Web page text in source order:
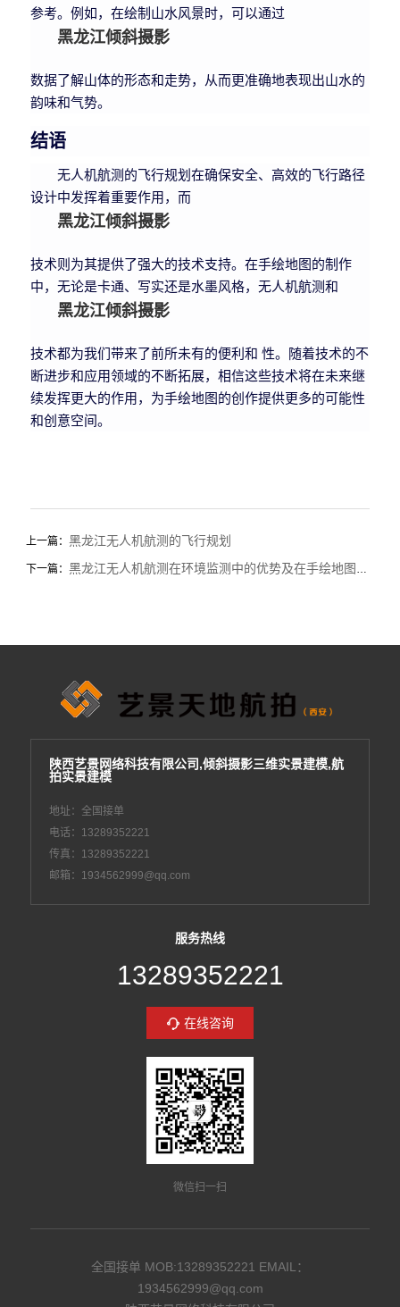
参考。例如，在绘制山水风景时，可以通过
黑龙江倾斜摄影
数据了解山体的形态和走势，从而更准确地表现出山水的
韵味和气势。
结语
无人机航测的飞行规划在确保安全、高效的飞行路径
设计中发挥着重要作用，而
黑龙江倾斜摄影
技术则为其提供了强大的技术支持。在手绘地图的制作
中，无论是卡通、写实还是水墨风格，无人机航测和
黑龙江倾斜摄影
技术都为我们带来了前所未有的便利和 性。随着技术的不
断进步和应用领域的不断拓展，相信这些技术将在未来继
续发挥更大的作用，为手绘地图的创作提供更多的可能性
和创意空间。
上一篇： 黑龙江无人机航测的飞行规划
下一篇： 黑龙江无人机航测在环境监测中的优势及在手绘地图中的应用
陕西艺景网络科技有限公司,倾斜摄影三维实景建模,航
拍实景建模
地址：全国接单
电话：13289352221
传真：13289352221
邮箱：1934562999@qq.com
服务热线
13289352221
在线咨询
微信扫一扫
全国接单 MOB:13289352221 EMAIL：
1934562999@qq.com